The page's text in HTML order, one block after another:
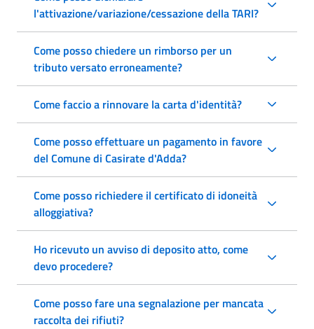
l'attivazione/variazione/cessazione della TARI?
Come posso chiedere un rimborso per un
tributo versato erroneamente?
Come faccio a rinnovare la carta d'identità?
Come posso effettuare un pagamento in favore
del Comune di Casirate d'Adda?
Come posso richiedere il certificato di idoneità
alloggiativa?
Ho ricevuto un avviso di deposito atto, come
devo procedere?
Come posso fare una segnalazione per mancata
raccolta dei rifiuti?